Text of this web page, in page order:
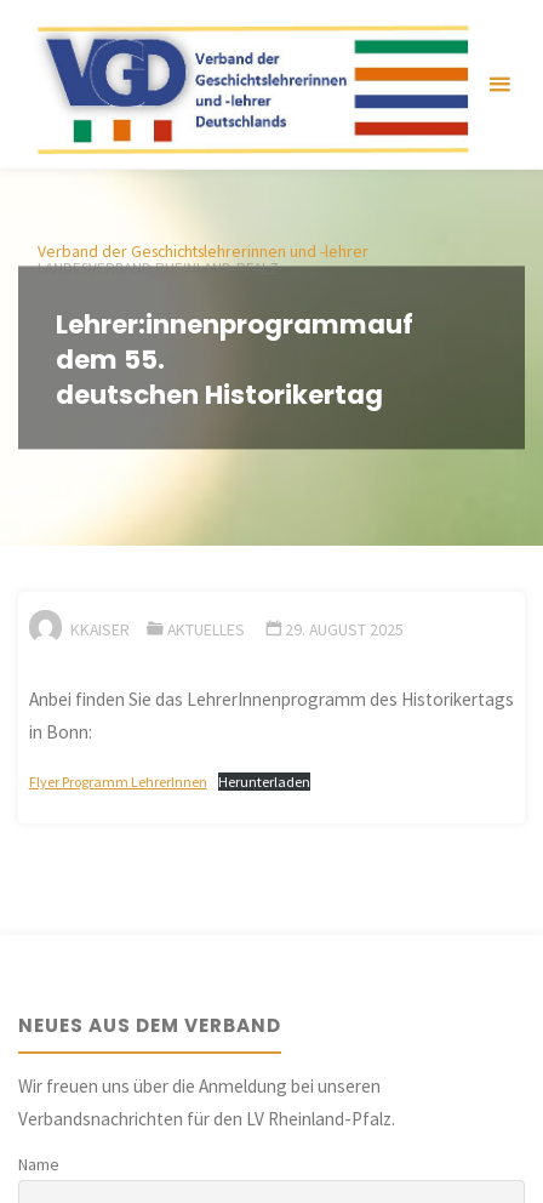
springen
Verband der Geschichtslehrerinnen und -lehrer
LANDESVERBAND RHEINLAND-PFALZ
Lehrer:innenprogrammauf
dem 55.
deutschen Historikertag
KKAISER AKTUELLES 29. AUGUST 2025
Anbei finden Sie das LehrerInnenprogramm des Historikertags
in Bonn:
Flyer Programm LehrerInnen Herunterladen
NEUES AUS DEM VERBAND
Wir freuen uns über die Anmeldung bei unseren
Verbandsnachrichten für den LV Rheinland-Pfalz.
Name